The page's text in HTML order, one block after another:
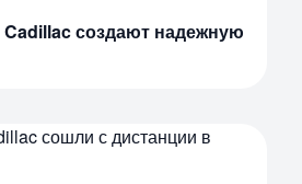
создают надежную